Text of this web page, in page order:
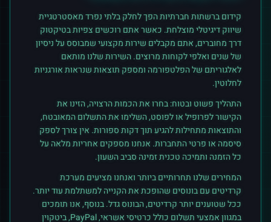
קידום ברשתות חברתיות הפך לחלק בלתי נפרד מאסטרטגיית
שיווק דיגיטלי מוצלחת. כאשר אתם רוכשים צפיותבטיקטוק
דרך מחוברים, אתם מקבלים שירות מקצועי שמבוסס על ניסיון
של שנים ואלפי לקוחות מרוצים. השירות שלנו מותאם
לאלגוריתם של הפלטפורמה ומספק תוצאות שנראות אורגניות
לחלוטין.
התהליך פשוט ובטוח: בחרו את הכמות הרצויה, הזינו את
הקישור לפרופיל או לפוסט, השלימו את התשלום המאובטח,
והתוצאות מתחילות להגיע תוך דקות ספורות. אין צורך לספק
סיסמה או פרטי התחברות. אנחנו מספקים אחריות מלאה על
כל הזמנה ותמיכה טכנית זמינה סביב השעון.
המחירים שלנו תחרותיים ביותר ואנחנו מציעים מערכת
קרדיטים עם בונוסים שהופכת את הקנייה למשתלמת עוד יותר.
ככל שטוענים יותר קרדיטים, הבונוס גדל. בנוסף, אנו תומכים
במגוון אמצעי תשלום כולל כרטיסי אשראי, PayPal, ביטקוין